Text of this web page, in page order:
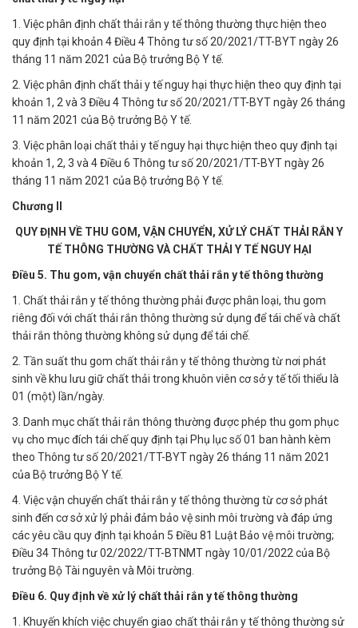
1. Việc phân định chất thải rắn y tế thông thường thực hiện theo
quy định tại khoản 4 Điều 4 Thông tư số 20/2021/TT-BYT ngày 26
tháng 11 năm 2021 của Bộ trưởng Bộ Y tế.
2. Việc phân định chất thải y tế nguy hại thực hiện theo quy định tại
khoản 1, 2 và 3 Điều 4 Thông tư số 20/2021/TT-BYT ngày 26 tháng
11 năm 2021 của Bộ trưởng Bộ Y tế.
3. Việc phân loại chất thải y tế nguy hại thực hiện theo quy định tại
khoản 1, 2, 3 và 4 Điều 6 Thông tư số 20/2021/TT-BYT ngày 26
tháng 11 năm 2021 của Bộ trưởng Bộ Y tế.
Chương II
QUY ĐỊNH VỀ THU GOM, VẬN CHUYỂN, XỬ LÝ CHẤT THẢI RẮN Y
TẾ THÔNG THƯỜNG VÀ CHẤT THẢI Y TẾ NGUY HẠI
Điều 5. Thu gom, vận chuyển chất thải rắn y tế thông thường
1. Chất thải rắn y tế thông thường phải được phân loại, thu gom
riêng đối với chất thải rắn thông thường sử dụng để tái chế và chất
thải rắn thông thường không sử dụng để tái chế.
2. Tần suất thu gom chất thải rắn y tế thông thường từ nơi phát
sinh về khu lưu giữ chất thải trong khuôn viên cơ sở y tế tối thiểu là
01 (một) lần/ngày.
3. Danh mục chất thải rắn thông thường được phép thu gom phục
vụ cho mục đích tái chế quy định tại Phụ lục số 01 ban hành kèm
theo Thông tư số 20/2021/TT-BYT ngày 26 tháng 11 năm 2021
của Bộ trưởng Bộ Y tế.
4. Việc vận chuyển chất thải rắn y tế thông thường từ cơ sở phát
sinh đến cơ sở xử lý phải đảm bảo vệ sinh môi trường và đáp ứng
các yêu cầu quy định tại khoản 5 Điều 81 Luật Bảo vệ môi trường;
Điều 34 Thông tư 02/2022/TT-BTNMT ngày 10/01/2022 của Bộ
trưởng Bộ Tài nguyên và Môi trường.
Điều 6. Quy định về xử lý chất thải rắn y tế thông thường
1. Khuyến khích việc chuyển giao chất thải rắn y tế thông thường sử